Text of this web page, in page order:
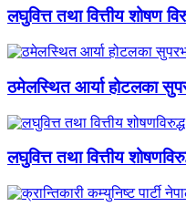
लघुवित्त तथा वित्तीय शोषण
ठमेलस्थित आर्या होटलका
लघुवित्त तथा वित्तीय